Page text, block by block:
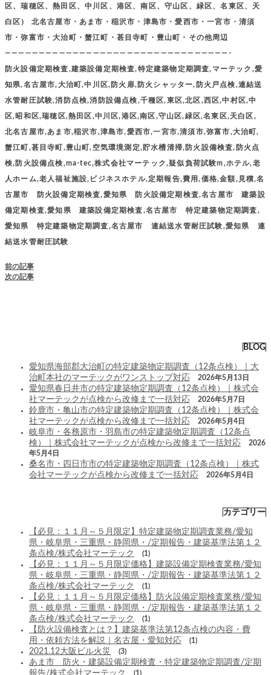
区、瑞穂区、熱田区、中川区、港区、南区、守山区、緑区、名東区、天
白区） 北名古屋市・あま市・稲沢市・津島市・愛西市・一宮市・清須
市・弥富市・大治町・蟹江町・甚目寺町・豊山町・その他周辺
—————————————————————————————————-
防火設備定期検査,建築設備定期検査,特定建築物定期調査,マーテック,愛
知県,名古屋市,大治町,中川区,防火扉,防火シャッター,防火戸点検,連結送
水管耐圧試験,消防点検,消防設備点検,千種区,東区,北区,西区,中村区,中
区,昭和区,瑞穂区,熱田区,中川区,港区,南区,守山区,緑区,名東区,天白区,
北名古屋市,あま市,稲沢市,津島市,愛西市,一宮市,清須市,弥富市,大治町,
蟹江町,甚目寺町,豊山町,空気環境測定,貯水槽清掃,防火設備検査,防火点
検,防火設備点検,ma-tec,株式会社マーテック,疑似負荷試験m,ホテル,老
人ホーム,老人福祉施設,ビジネスホテル,定期報告,費用,価格,金額,見積,名
古屋市 防火設備定期検査,愛知県 防火設備定期検査,名古屋市 建築設
備定期検査,愛知県 建築設備定期検査,名古屋市 特定建築物定期調査,
愛知県 特定建築物定期調査,名古屋市 連結送水管耐圧試験,愛知県 連
結送水管耐圧試験
前の記事
次の記事
BLOG
愛知県海部郡大治町の特定建築物定期調査（12条点検）｜大
治町本社のマーテックがワンストップ対応
2026年5月13日
愛知県春日井市の特定建築物定期調査（12条点検）｜株式会
社マーテックが点検から改修まで一括対応
2026年5月7日
鈴鹿市・亀山市の特定建築物定期調査（12条点検）｜株式会
社マーテックが点検から改修まで一括対応
2026年5月4日
岐阜市・各務原市・羽島市の特定建築物定期調査（12条点
検）｜株式会社マーテックが点検から改修まで一括対応
2026
年5月4日
桑名市・四日市市の特定建築物定期調査（12条点検）｜株式
会社マーテックが点検から改修まで一括対応
2026年5月4日
カテゴリー
【必見：１１月～５月限定】特定建築物定期調査業務/愛知
県・岐阜県・三重県・静岡県・/定期報告・建築基準法第１２
条点検/株式会社マーテック
(1)
【必見：１１月～５月限定価格】建築設備定期検査業務/愛知
県・岐阜県・三重県・静岡県・/定期報告・建築基準法第１２
条点検/株式会社マーテック
(1)
【必見：１１月～５月限定価格】防火設備定期検査業務/愛知
県・岐阜県・三重県・静岡県・/定期報告・建築基準法第１２
条点検/株式会社マーテック
(1)
【防火設備検査とは？】建築基準法第12条点検の内容・費
用・依頼方法を解説｜名古屋・愛知対応
(1)
2021.12大阪ビル火災 (3)
あま市 防火・建築設備定期検査・特定建築物定期調査/定期
報告/株式会社マーテック
(1)